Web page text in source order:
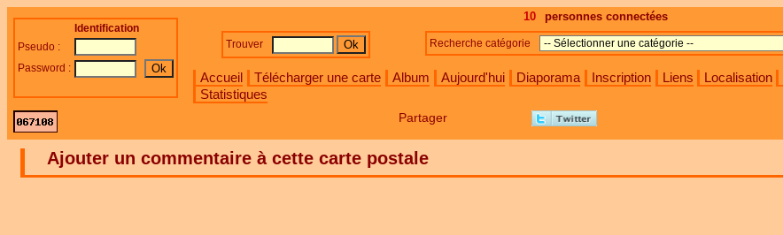
10 personnes connectées
Accueil Télécharger une carte Album Aujourd'hui Diaporama Inscription Liens Localisation
Statistiques
Identification
Pseudo :
Password :
Trouver Recherche catégorie
Partager
Ajouter un commentaire à cette carte postale